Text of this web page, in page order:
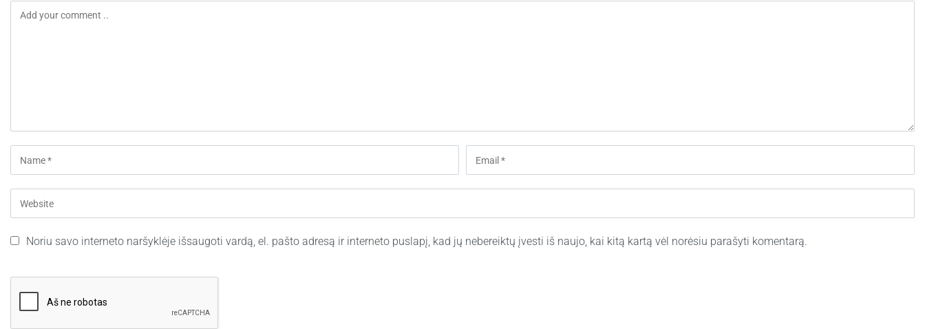
Noriu savo interneto naršyklėje išsaugoti vardą, el. pašto adresą ir interneto puslapį, kad jų nebereiktų įvesti iš naujo, kai kitą kartą vėl norėsiu parašyti komentarą.